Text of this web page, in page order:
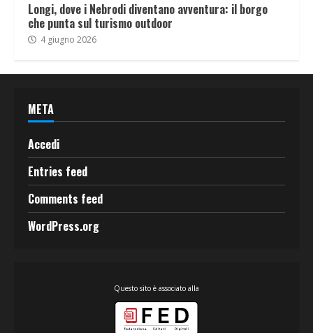
Longi, dove i Nebrodi diventano avventura: il borgo
che punta sul turismo outdoor
4 giugno 2026
META
Accedi
Entries feed
Comments feed
WordPress.org
Questo sito è associato alla